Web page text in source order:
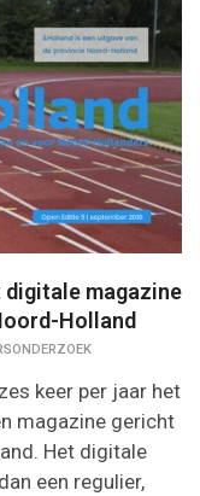
digitale magazine
Holland
keer per jaar het
magazine gericht
Het digitale
een regulier,